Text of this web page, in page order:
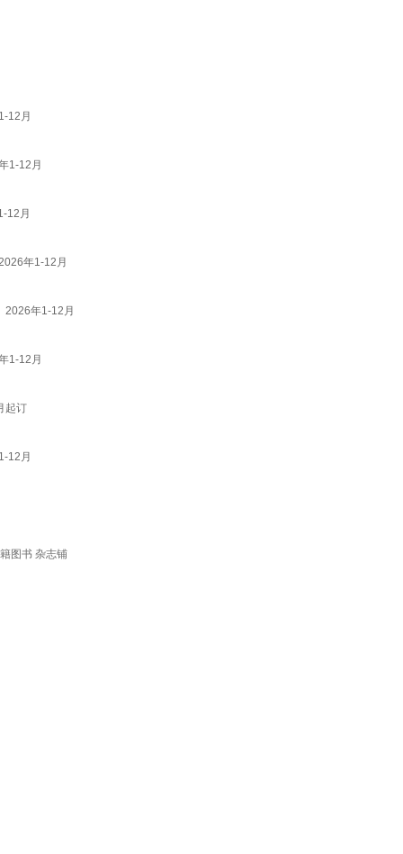
12月
1-12月
12月
年1-12月
2026年1-12月
1-12月
起订
12月
图书 杂志铺